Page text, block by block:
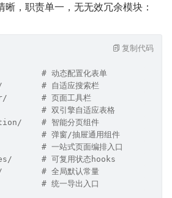
，职责单一，无无效冗余模块：
# 动态配置化表单
# 自适应搜索栏
# 页面工具栏
# 双引擎自适应表格
# 智能分页组件
# 弹窗/抽屉通用组件
# 一站式页面编排入口
# 可复用状态hooks
# 全局默认常量
# 统一导出入口
复制代码